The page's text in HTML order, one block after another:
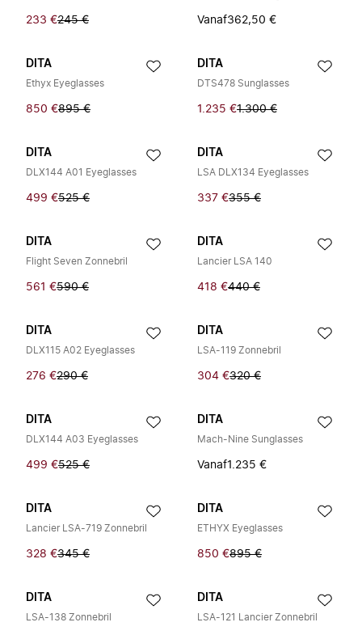
233 €245 € Vanaf362,50 €
DITA
Ethyx Eyeglasses
850 €895 €
DITA
DTS478 Sunglasses
1.235 €1.300 €
DITA
DLX144 A01 Eyeglasses
499 €525 €
DITA
LSA DLX134 Eyeglasses
337 €355 €
DITA
Flight Seven Zonnebril
561 €590 €
DITA
Lancier LSA 140
418 €440 €
DITA
DLX115 A02 Eyeglasses
276 €290 €
DITA
LSA-119 Zonnebril
304 €320 €
DITA
DLX144 A03 Eyeglasses
499 €525 €
DITA
Mach-Nine Sunglasses
Vanaf1.235 €
DITA
Lancier LSA-719 Zonnebril
328 €345 €
DITA
ETHYX Eyeglasses
850 €895 €
DITA
LSA-138 Zonnebril
DITA
LSA-121 Lancier Zonnebril